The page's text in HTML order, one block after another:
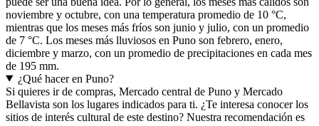
noviembre y octubre, con una temperatura promedio de 10 °C,
mientras que los meses más fríos son junio y julio, con un promedio
de 7 °C. Los meses más lluviosos en Puno son febrero, enero,
diciembre y marzo, con un promedio de precipitaciones en cada mes
de 195 mm.
¿Qué hacer en Puno?
Si quieres ir de compras, Mercado central de Puno y Mercado
Bellavista son los lugares indicados para ti. ¿Te interesa conocer los
sitios de interés cultural de este destino? Nuestra recomendación es